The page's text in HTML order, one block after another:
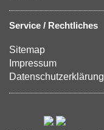
Service / Rechtliches
Sitemap
Impressum
Datenschutzerklärung